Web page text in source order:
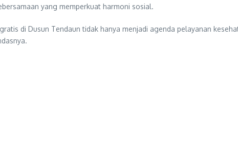
yang memperkuat harmoni sosial.
di Dusun Tendaun tidak hanya menjadi agenda pelayanan